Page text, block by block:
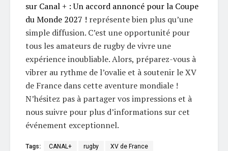
sur Canal + : Un accord annoncé pour la Coupe
du Monde 2027 ! représente bien plus qu’une
simple diffusion. C’est une opportunité pour
tous les amateurs de rugby de vivre une
expérience inoubliable. Alors, préparez-vous à
vibrer au rythme de l’ovalie et à soutenir le XV
de France dans cette aventure mondiale !
N’hésitez pas à partager vos impressions et à
nous suivre pour plus d’informations sur cet
événement exceptionnel.
Tags: CANAL+ rugby XV de France